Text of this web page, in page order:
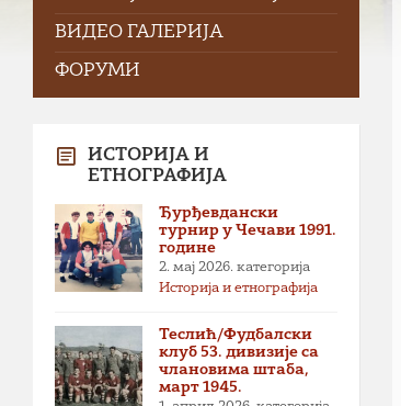
ВИДЕО ГАЛЕРИЈА
ФОРУМИ
ИСТОРИЈА И
ЕТНОГРАФИЈА
Ђурђевдански
турнир у Чечави 1991.
године
2. мај 2026. категорија
Историја и етнографија
Теслић/Фудбалски
клуб 53. дивизије са
члановима штаба,
март 1945.